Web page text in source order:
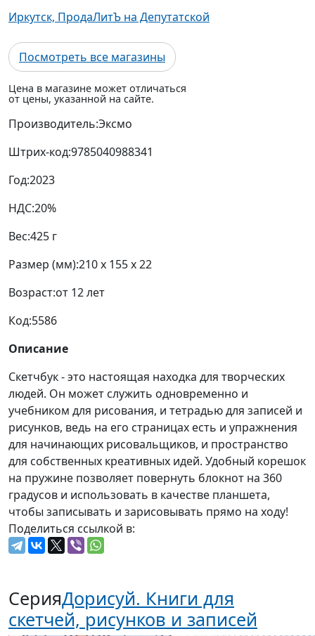
Иркутск, ПродаЛитЪ на Депутатской
Посмотреть все магазины
Цена в магазине может отличаться
от цены, указанной на сайте.
Производитель:Эксмо
Штрих-код:9785040988341
Год:2023
НДС:20%
Вес:425 г
Размер (мм):210 x 155 x 22
Возраст:от 12 лет
Код:5586
Описание
Скетчбук - это настоящая находка для творческих
людей. Он может служить одновременно и
учебником для рисования, и тетрадью для записей и
рисунков, ведь на его страницах есть и упражнения
для начинающих рисовальщиков, и пространство
для собственных креативных идей. Удобный корешок
на пружине позволяет повернуть блокнот на 360
градусов и использовать в качестве планшета,
чтобы записывать и зарисовывать прямо на ходу!
Поделиться ссылкой в:
СерияДорисуй. Книги для
скетчей, рисунков и записей